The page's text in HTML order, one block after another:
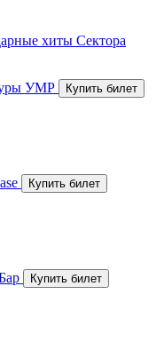
хиты Сектора
УМР